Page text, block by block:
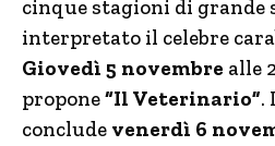
cinque stagioni di grande
interpretato il celebre
Giovedì 5 novembre alle
propone“Il Veterinario”.
conclude venerdì 6